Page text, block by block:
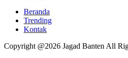
Beranda
Trending
Kontak
Copyright @2026 Jagad Banten All